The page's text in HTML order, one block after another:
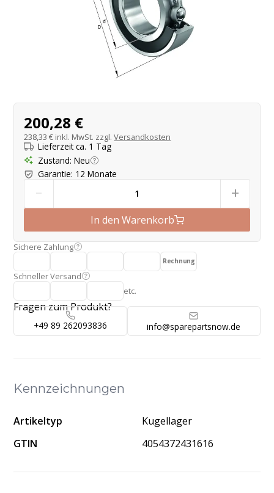
Produktangebot
200,28 €
238,33 € inkl. MwSt. zzgl.Versandkosten
Lieferzeit ca. 1 Tag
Zustand: Neu
Garantie: 12 Monate
- +
In den Warenkorb
Sichere Zahlung
Rechnung
Schneller Versand
etc.
Fragen zum Produkt?
+49 89 262093836 info@sparepartsnow.de
Kennzeichnungen
Artikeltyp
Kugellager
GTIN
4054372431616